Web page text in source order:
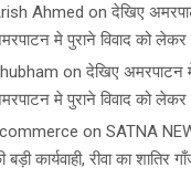
Ahmed onदेखिए
मे पुराने विवाद को लेकर
onदेखिए अमरपाटन में
मे पुराने विवाद को लेकर
onSATNA
बड़ी कार्यवाही, रीवा का